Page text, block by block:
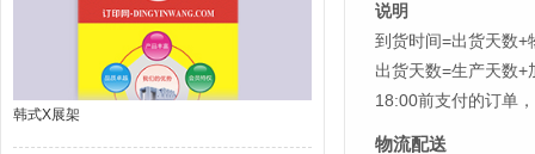
韩式X展架
说明
到货时间=出货天数+
出货天数=生产天数
18:00前支付的订单
物流配送